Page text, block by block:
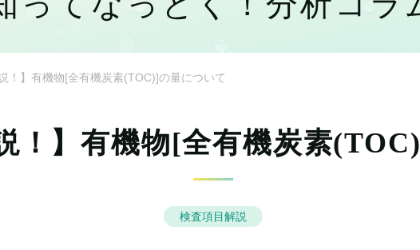
！】有機物[全有機炭素(TOC)]の量について
！】有機物[全有機炭素
検査項目解説